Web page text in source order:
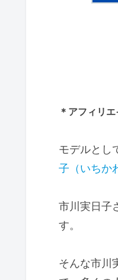
＊アフィリ
モデルとし
子（いちか
市川実日子
す。
そんな市川